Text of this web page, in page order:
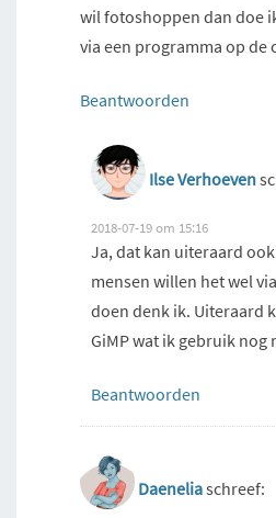
wil fotoshoppen dan doe
via een programma op de
Beantwoorden
Ilse Verhoeven
2018-07-19 om 15:16
Ja, dat kan uiteraard
mensen willen het wel
doen denk ik. Uiteraard
GiMP wat ik gebruik nog
Beantwoorden
Daeneliaschreef: